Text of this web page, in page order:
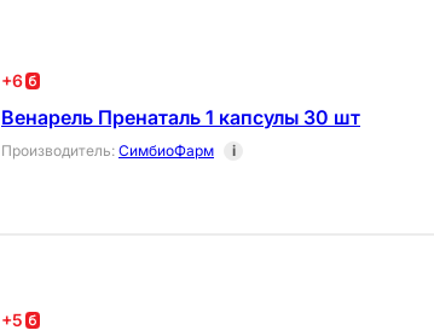
+6
Венарель Пренаталь 1 капсулы 30 шт
Производитель: СимбиоФарм i
+5